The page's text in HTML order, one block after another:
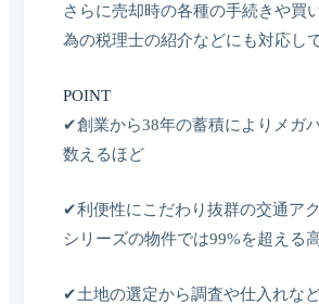
さらに売却時の各種の手続きや買
為の税理士の紹介などにも対応し
POINT
✔︎創業から38年の蓄積によりメガ
数えるほど
✔︎利便性にこだわり抜群の交通ア
シリーズの物件では99%を超える
✔︎土地の選定から調査や仕入れな